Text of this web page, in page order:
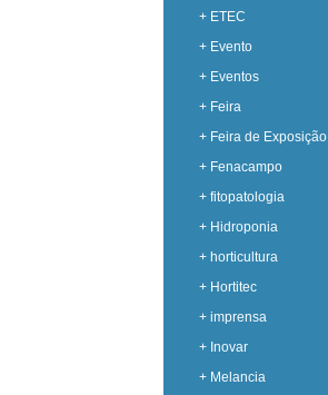
+ ETEC
+ Evento
+ Eventos
+ Feira
+ Feira de Exposição
+ Fenacampo
+ fitopatologia
+ Hidroponia
+ horticultura
+ Hortitec
+ imprensa
+ Inovar
+ Melancia